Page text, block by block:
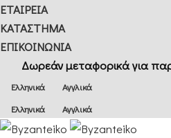
ΕΤΑΙΡΕΙΑ
ΚΑΤΑΣΤΗΜΑ
ΕΠΙΚΟΙΝΩΝΙΑ
Δωρεάν μεταφορικά για
Ελληνικά
Αγγλικά
Ελληνικά
Αγγλικά